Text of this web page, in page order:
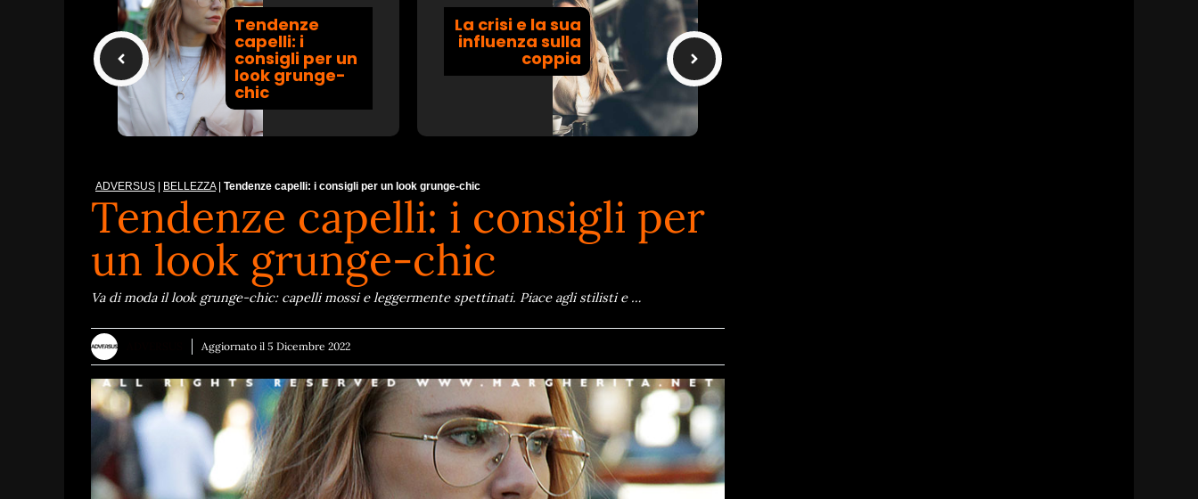
Tendenze
capelli: i
consigli per un
look grunge-
chic
La crisi e la sua
influenza sulla
coppia
ADVERSUS BELLEZZA| Tendenze capelli: i consigli per un look grunge-chic
Tendenze capelli: i consigli per
un look grunge-chic
Va di moda il look grunge-chic: capelli mossi e leggermente spettinati. Piace agli stilisti e …
Aggiornato il 5 Dicembre 2022